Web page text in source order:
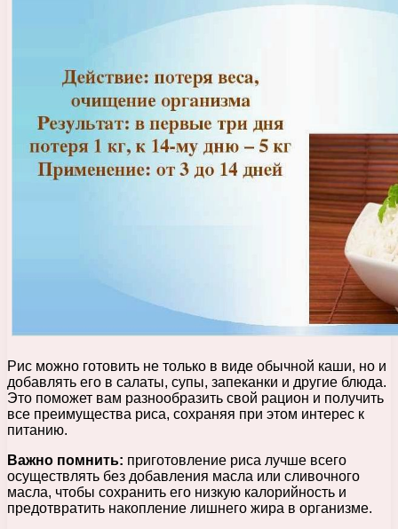
Рис можно готовить не только в виде обычной каши, но и
добавлять его в салаты, супы, запеканки и другие блюда.
Это поможет вам разнообразить свой рацион и получить
все преимущества риса, сохраняя при этом интерес к
питанию.
Важно помнить: приготовление риса лучше всего
осуществлять без добавления масла или сливочного
масла, чтобы сохранить его низкую калорийность и
предотвратить накопление лишнего жира в организме.